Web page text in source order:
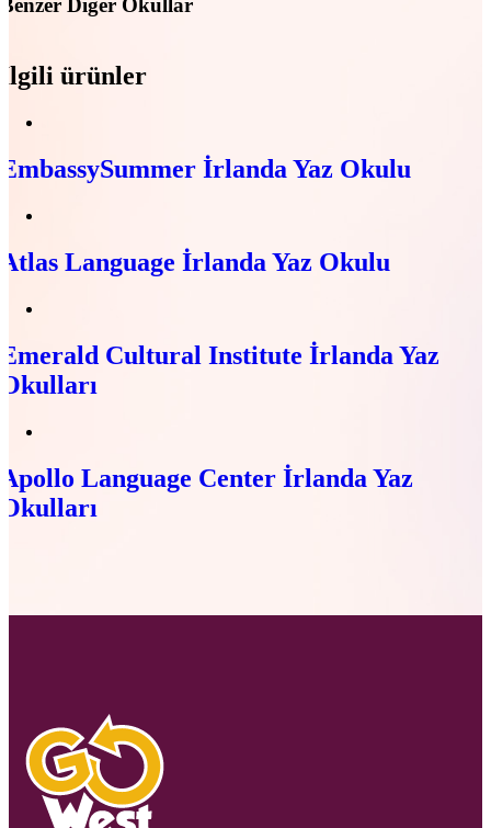
Benzer Diğer Okullar
İlgili ürünler
EmbassySummer İrlanda Yaz Okulu
Atlas Language İrlanda Yaz Okulu
Emerald Cultural Institute İrlanda Yaz
Okulları
Apollo Language Center İrlanda Yaz
Okulları